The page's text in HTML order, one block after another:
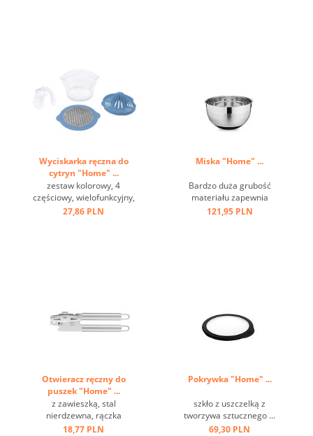
Wyciskarka ręczna do
cytryn "Home" ...
zestaw kolorowy, 4
częściowy, wielofunkcyjny,
w pudełku ...
27,86 PLN
Miska "Home" ...
Bardzo duża grubość
materiału zapewnia
optymalną stabilność i
121,95 PLN
Otwieracz ręczny do
puszek "Home" ...
z zawieszką, stal
nierdzewna, rączka
wydrążona ...
18,77 PLN
Pokrywka "Home" ...
szkło z uszczelką z
tworzywa sztucznego ...
69,30 PLN